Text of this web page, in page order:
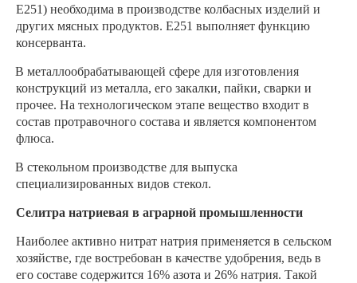
Е251) необходима в производстве колбасных изделий и
других мясных продуктов. Е251 выполняет функцию
консерванта.
В металлообрабатывающей сфере для изготовления
конструкций из металла, его закалки, пайки, сварки и
прочее. На технологическом этапе вещество входит в
состав протравочного состава и является компонентом
флюса.
В стекольном производстве для выпуска
специализированных видов стекол.
Селитра натриевая в аграрной промышленности
Наиболее активно нитрат натрия применяется в сельском
хозяйстве, где востребован в качестве удобрения, ведь в
его составе содержится 16% азота и 26% натрия. Такой